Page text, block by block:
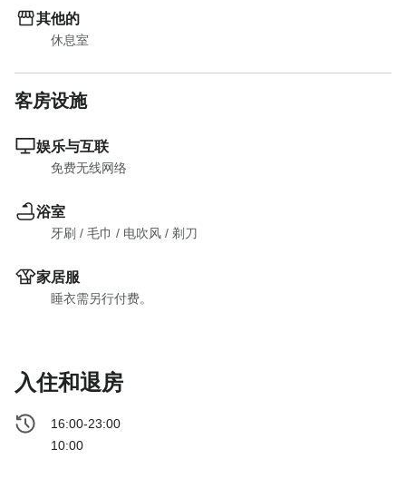
其他的
休息室
客房设施
娱乐与互联
免费无线网络
浴室
牙刷 / 毛巾 / 电吹风 / 剃刀
家居服
睡衣需另行付费。
入住和退房
16:00-23:00
10:00